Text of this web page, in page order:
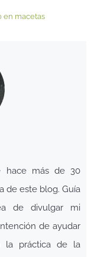
en macetas
hace más de 30
de este blog. Guía
de divulgar mi
de ayudar
la práctica de la